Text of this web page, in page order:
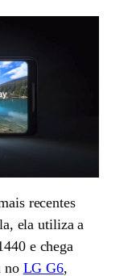
recentes
ela utiliza a
e chega
no LG G6,